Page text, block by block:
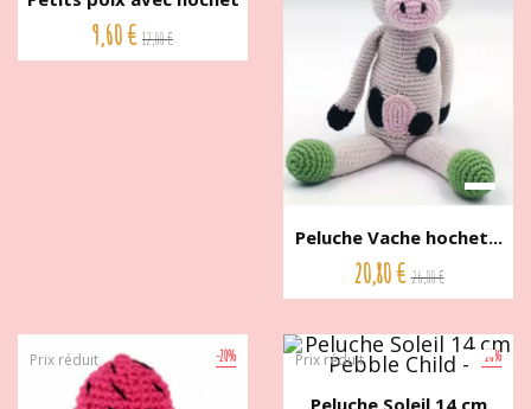
9...
9,60 € 12,00 €
Peluche Vache hochet...
20,80 € 26,00 €
-20%
Prix réduit -20%
Prix réduit
Peluche Soleil 14 cm